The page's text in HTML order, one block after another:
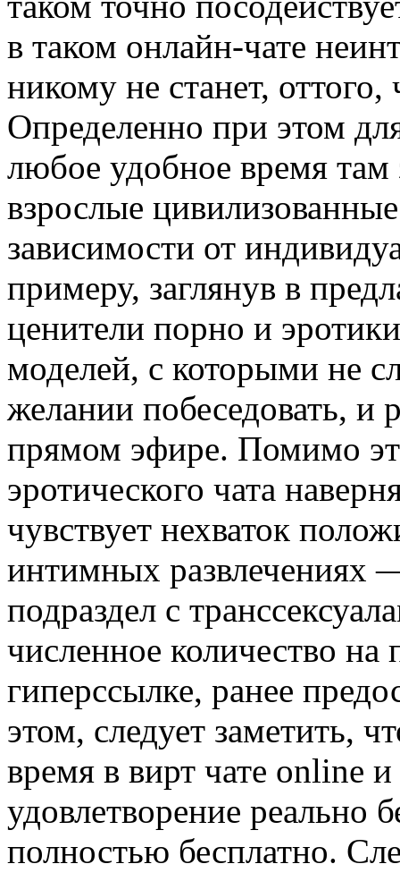
в таком онлайн-чате
никому не станет,
Определенно при этом
любое удобное время там
взрослые
зависимости от
примеру, заглянув в
ценители порно и
моделей, с которыми не
желании побеседовать, и
прямом эфире. Помимо
эротического чата
чувствует нехваток
интимных развлечениях
подраздел с
численное количество на
гиперссылке, ранее
этом, следует заметить,
время в вирт чате online
удовлетворение реально
полностью бесплатно.